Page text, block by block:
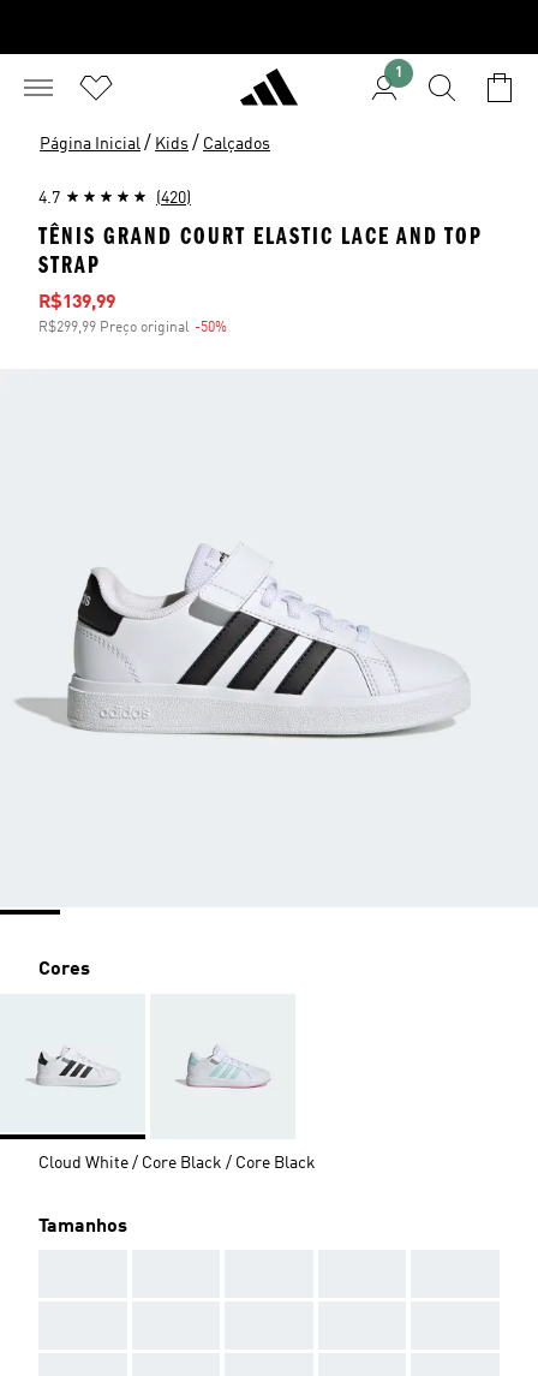
1
Página Inicial / Kids / Calçados
4.7 (420)
TÊNIS GRAND COURT ELASTIC LACE AND TOP
STRAP
Preço com desconto
R$139,99
R$299,99 Preço original -50%
Cores
Cloud White / Core Black / Core Black
Tamanhos